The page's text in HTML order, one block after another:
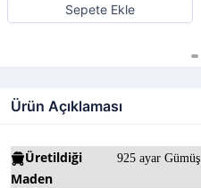
Sepete Ekle
Ürün Açıklaması
Üretildiği
Maden
925 ayar Gümüş.